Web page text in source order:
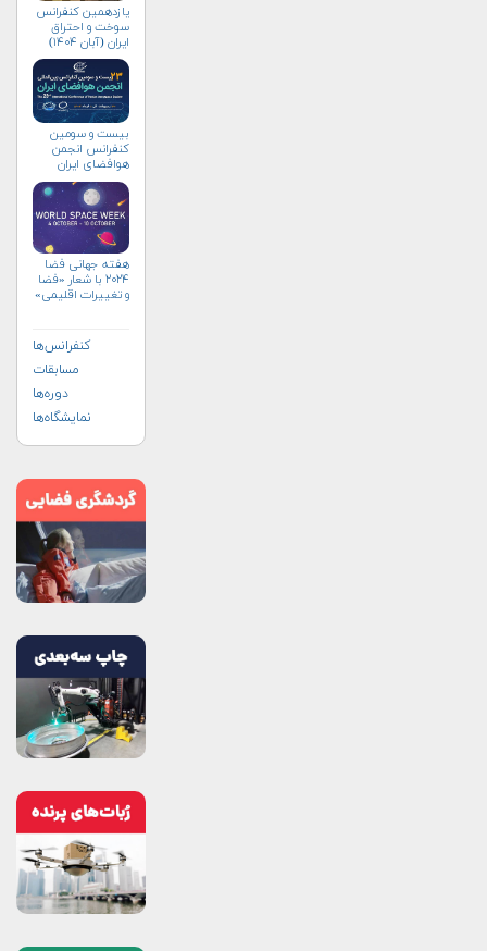
یازدهمین کنفرانس
سوخت و احتراق
ایران (آبان‌ ۱۴۰۴)
بیست و سومین
کنفرانس انجمن
هوافضای ايران
هفته جهانی فضا
۲۰۲۴ با شعار «فضا
و تغییرات اقلیمی»
کنفرانس‌ها
مسابقات
دوره‌ها
نمایشگاه‌ها